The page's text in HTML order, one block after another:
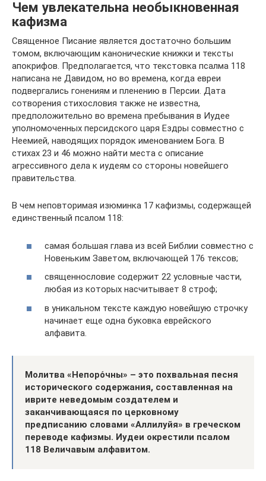
Чем увлекательна необыкновенная
кафизма
Священное Писание является достаточно большим
томом, включающим канонические книжки и тексты
апокрифов. Предполагается, что текстовка псалма 118
написана не Давидом, но во времена, когда евреи
подвергались гонениям и пленению в Персии. Дата
сотворения стихословия также не известна,
предположительно во времена пребывания в Иудее
уполномоченных персидского царя Ездры совместно с
Неемией, наводящих порядок именованием Бога. В
стихах 23 и 46 можно найти места с описание
агрессивного дела к иудеям со стороны новейшего
правительства.
В чем неповторимая изюминка 17 кафизмы, содержащей
единственный псалом 118:
самая большая глава из всей Библии совместно с
Новеньким Заветом, включающей 176 тексов;
священнословие содержит 22 условные части,
любая из которых насчитывает 8 строф;
в уникальном тексте каждую новейшую строчку
начинает еще одна буковка еврейского
алфавита.
Молитва «Непоро́чны» – это похвальная песня
исторического содержания, составленная на
иврите неведомым создателем и
заканчивающаяся по церковному
предписанию словами «Аллилуйя» в греческом
переводе кафизмы. Иудеи окрестили псалом
118 Величавым алфавитом.